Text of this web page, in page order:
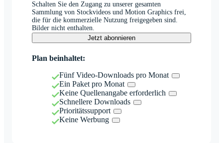
Schalten Sie den Zugang zu unserer gesamten
Sammlung von Stockvideos und Motion Graphics frei,
die für die kommerzielle Nutzung freigegeben sind.
Bilder nicht enthalten.
Jetzt abonnieren
Plan beinhaltet:
Fünf Video-Downloads pro Monat
Ein Paket pro Monat
Keine Quellenangabe erforderlich
Schnellere Downloads
Prioritätssupport
Keine Werbung